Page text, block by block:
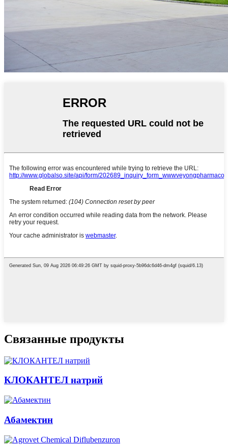
Связанные продукты
КЛОКАНТЕЛ натрий
Абамектин